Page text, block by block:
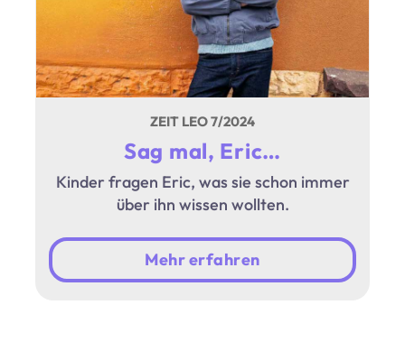
ZEIT LEO 7/2024
Sag mal, Eric…
Kinder fragen Eric, was sie schon immer
über ihn wissen wollten.
Mehr erfahren